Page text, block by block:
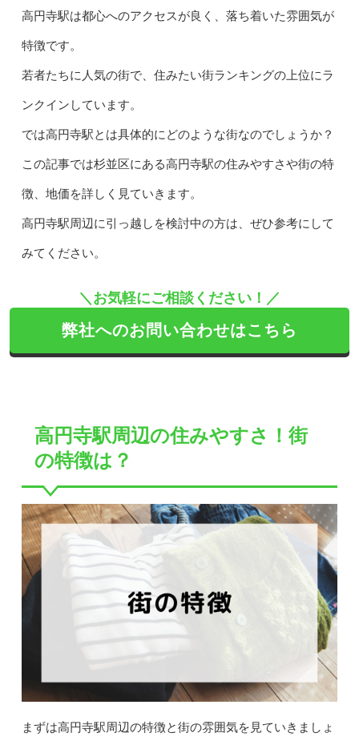
高円寺駅は都心へのアクセスが良く、落ち着いた雰囲気が
特徴です。
若者たちに人気の街で、住みたい街ランキングの上位にラ
ンクインしています。
では高円寺駅とは具体的にどのような街なのでしょうか？
この記事では杉並区にある高円寺駅の住みやすさや街の特
徴、地価を詳しく見ていきます。
高円寺駅周辺に引っ越しを検討中の方は、ぜひ参考にして
みてください。
＼お気軽にご相談ください！／
弊社へのお問い合わせはこちら
高円寺駅周辺の住みやすさ！街
の特徴は？
まずは高円寺駅周辺の特徴と街の雰囲気を見ていきましょ